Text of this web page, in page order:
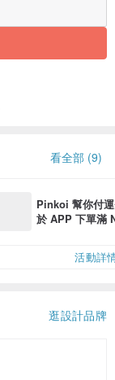
看全部 (9)
Pinkoi 幫你付
於 APP 下單滿
活動詳
逛設計品牌